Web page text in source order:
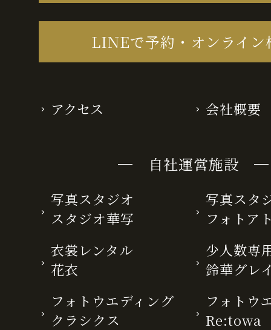
LINEで予約・オンライン
アクセス 会社概要
─ 自社運営施設 ─
写真スタジオ
スタジオ華写
写真スタ
フォトア
衣裳レンタル
花衣
少人数専
鈴華グレ
フォトウエディング
クラシクス
フォトウ
Re:towa